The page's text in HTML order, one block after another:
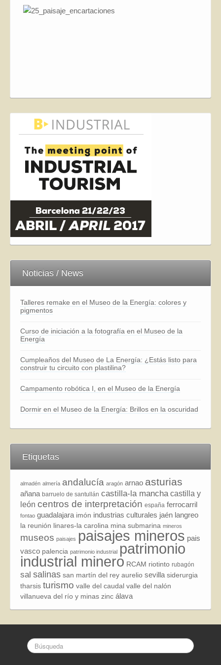
Noticias / News
Talleres remake en el Museo de la Energía: colores y
pigmentos
Curso de iniciación a la fotografía en el Museo de la
Energía
Cumpleaños del Museo de La Energía: ¿Estás listo para
construir tu circuito con plastilina?
Campamento robótica I, en el Museo de la Energía
Dormir en el Museo de la Energía: Brillos en la oscuridad
Etiquetas
almadén almería andalucía aragón arnao asturias
añana barruelo de santullán castilla-la mancha castilla y
león centros de interpretación españa ferrocarril
fontao guadalajara imón industrias culturales jaén langreo
la reunión linares-la carolina mina submarina mineros
museos paisajes paisajes mineros pais
vasco palencia patrimonio industrial patrimonio
industrial minero RCAM riotinto rubagón
sal salinas san martín del rey aurelio sevilla siderurgia
tharsis turismo valle del caudal valle del nalón
villanueva del río y minas zinc álava